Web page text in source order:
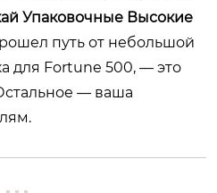
Упаковочные Высокие
путь от небольшой
для Fortune 500, — это
— ваша